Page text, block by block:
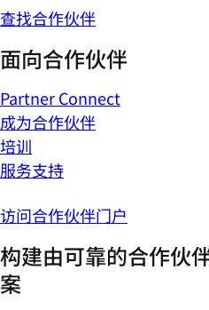
查找合作伙伴
面向合作伙伴
Partner Connect
成为合作伙伴
培训
服务支持
访问合作伙伴门户
构建由可靠的合作伙
案